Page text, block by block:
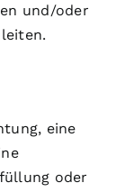
und/oder
eine
oder